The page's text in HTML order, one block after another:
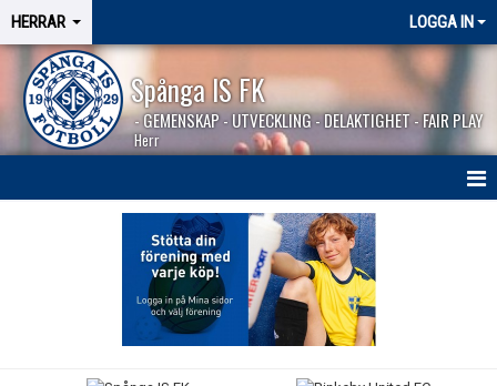
HERRAR LOGGA IN
Spånga IS FK
- GEMENSKAP - UTVECKLING - DELAKTIGHET - FAIR PLAY
Herr